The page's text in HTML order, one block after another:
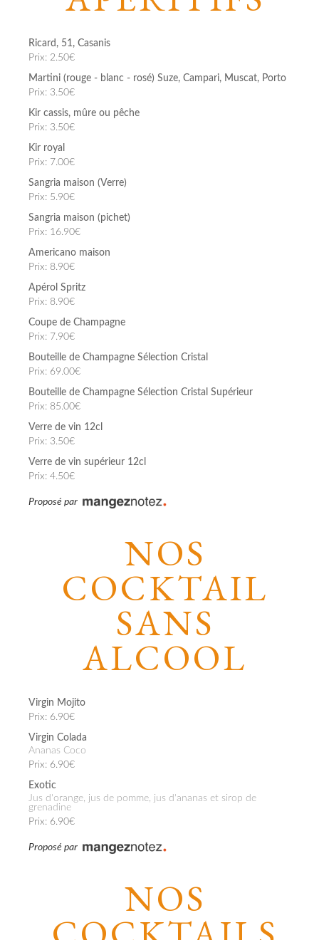
Ricard, 51, Casanis
Prix: 2.50€
Martini (rouge - blanc - rosé) Suze, Campari, Muscat, Porto
Prix: 3.50€
Kir cassis, mûre ou pêche
Prix: 3.50€
Kir royal
Prix: 7.00€
Sangria maison (Verre)
Prix: 5.90€
Sangria maison (pichet)
Prix: 16.90€
Americano maison
Prix: 8.90€
Apérol Spritz
Prix: 8.90€
Coupe de Champagne
Prix: 7.90€
Bouteille de Champagne Sélection Cristal
Prix: 69.00€
Bouteille de Champagne Sélection Cristal Supérieur
Prix: 85.00€
Verre de vin 12cl
Prix: 3.50€
Verre de vin supérieur 12cl
Prix: 4.50€
Proposé par
NOS
COCKTAIL
SANS
ALCOOL
Virgin Mojito
Prix: 6.90€
Virgin Colada
Ananas Coco
Prix: 6.90€
Exotic
Jus d'orange, jus de pomme, jus d'ananas et sirop de
grenadine
Prix: 6.90€
Proposé par
NOS